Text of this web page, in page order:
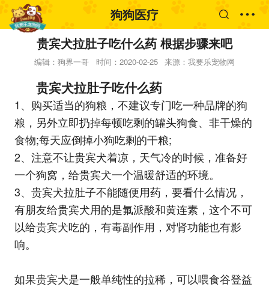
狗狗医疗
贵宾犬拉肚子吃什么药 根据步骤来吧
编辑：狗界一哥 时间：2020-02-25 来源：我要乐宠物网
贵宾犬拉肚子吃什么药
1、购买适当的狗粮，不建议专门吃一种品牌的狗
粮，另外立即扔掉每顿吃剩的罐头狗食、非干燥的
食物;每天应倒掉小狗吃剩的干粮;
2、注意不让贵宾犬着凉，天气冷的时候，准备好
一个狗窝，给贵宾犬一个温暖舒适的环境。
3、贵宾犬拉肚子不能随便用药，要看什么情况，
有朋友给贵宾犬用的是氟派酸和黄连素，这个不可
以给贵宾犬吃的，有毒副作用，对肾功能也有影
响。
如果贵宾犬是一般单纯性的拉稀，可以喂食谷登益